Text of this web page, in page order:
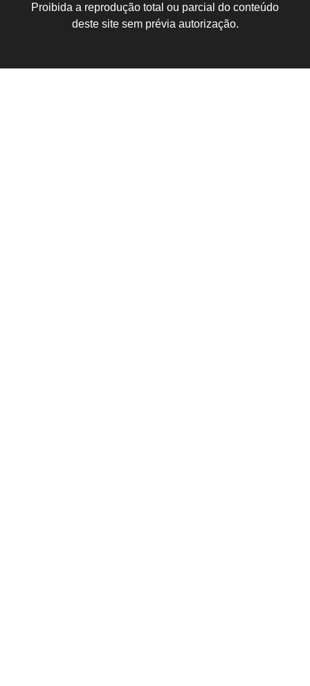
Proibida a reprodução total ou parcial do conteúdo
deste site sem prévia autorização.